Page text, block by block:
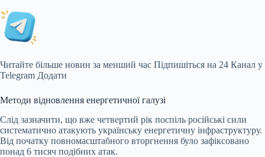
Читайте більше новин за менший час Підпишіться на 24 Канал у
Telegram Додати
Методи відновлення енергетичної галузі
Слід зазначити, що вже четвертий рік поспіль російські сили
систематично атакують українську енергетичну інфраструктуру.
Від початку повномасштабного вторгнення було зафіксовано
понад 6 тисяч подібних атак.